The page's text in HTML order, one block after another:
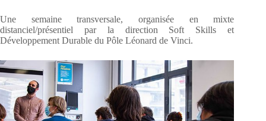
Une semaine transversale, organisée en mixte
distanciel/présentiel par la direction Soft Skills et
Développement Durable du Pôle Léonard de Vinci.